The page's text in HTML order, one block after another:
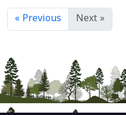
« Previous Next »